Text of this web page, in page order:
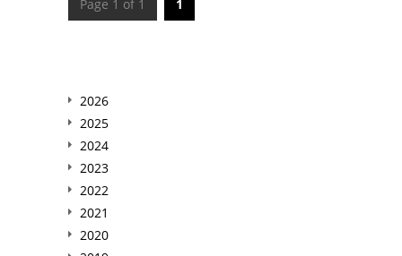
Page 1 of 1 1
2026
2025
2024
2023
2022
2021
2020